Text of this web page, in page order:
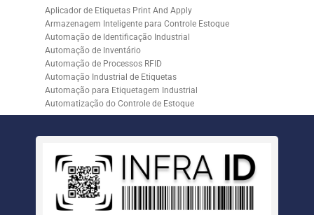
Aplicador de Etiquetas Print And Apply
Armazenagem Inteligente para Controle Estoque
Automação de Identificação Industrial
Automação de Inventário
Automação de Processos RFID
Automação Industrial de Etiquetas
Automação para Etiquetagem Industrial
Automatização do Controle de Estoque
Controle de Estoque com RFID
Empresa de Automação para Processos Logísticos
Empresa de Rastreabilidade Industrial
Empresa de Soluções para Etiquetagem
Empresa Especializada em Inventário de Estoque
Etiqueta RFID para Controle de Estoque